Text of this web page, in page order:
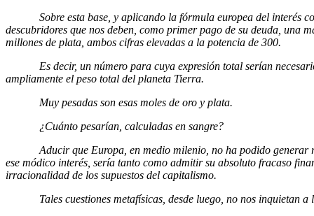
Sobre esta base, y aplicando la fórmula europea del interés
descubridores que nos deben, como primer pago de su deuda, una
millones de plata, ambos cifras elevadas a la potencia de 300.
Es decir, un número para cuya expresión total serían
ampliamente el peso total del planeta Tierra.
Muy pesadas son esas moles de oro y plata.
¿Cuánto pesarían, calculadas en sangre?
Aducir que Europa, en medio milenio, no ha podido generar
ese módico interés, sería tanto como admitir su absoluto fracaso
irracionalidad de los supuestos del capitalismo.
Tales cuestiones metafísicas, desde luego, no nos inquietan a